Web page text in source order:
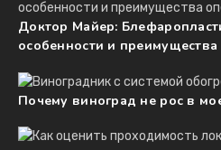
Доктор Майер:
особенности и
Почему виноград не рос в